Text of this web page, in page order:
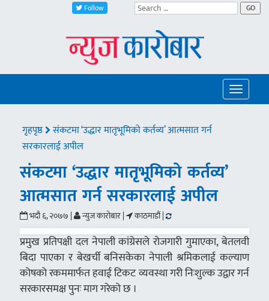
Follow GO
Toggle
गृहपृष्ठ
संकटमा ‘उद्धार मातृभूमिको कर्तव्य’ आत्मसात गर्न
सरकारलाई अपील
संकटमा ‘उद्धार मातृभूमिको कर्तव्य’
आत्मसात गर्न सरकारलाई अपील
भदौ ६, २०७७ | न्युज कारोबार | काठमाडौं |
प्रमुख प्रतिपक्षी दल नेपाली कांग्रेसले रोजगारी गुमाएका, बेतलवी
बिदा पाएका र बेखर्ची बनिसकेका नेपाली श्रमिकलाई कल्याण
कोषको रकममार्फत हवाई टिकट व्यवस्था गरी निःशुल्क उद्वार गर्न
सरकारसमक्ष पुनः माग गरेको छ ।